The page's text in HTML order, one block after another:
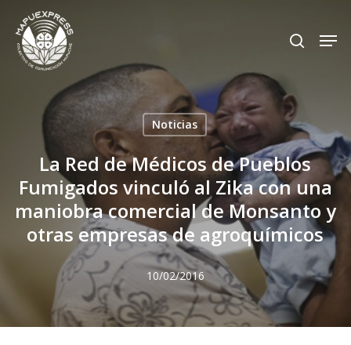
Skip
main
search
Noticias
La Red de Médicos de Pueblos
Fumigados vinculó al Zika con una
maniobra comercial de Monsanto y
otras empresas de agroquímicos
10/02/2016
Close